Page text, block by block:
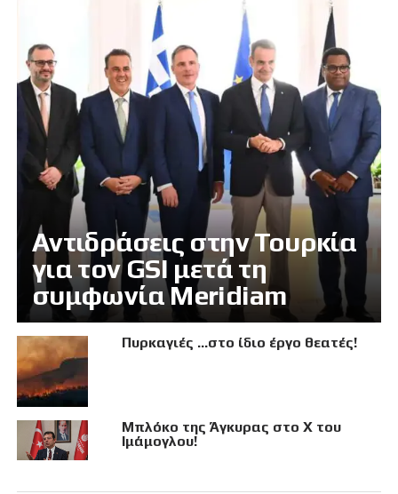
Αντιδράσεις στην Τουρκία
για τον GSI μετά τη
συμφωνία Meridiam
Πυρκαγιές …στο ίδιο έργο θεατές!
Μπλόκο της Άγκυρας στο X του
Ιμάμογλου!